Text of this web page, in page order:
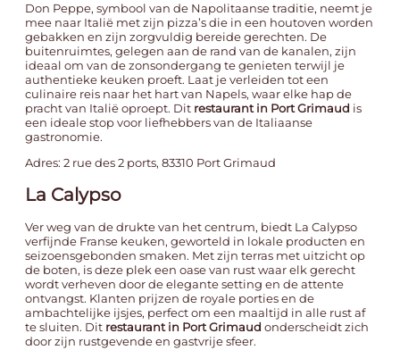
Don Peppe, symbool van de Napolitaanse traditie, neemt je
mee naar Italië met zijn pizza’s die in een houtoven worden
gebakken en zijn zorgvuldig bereide gerechten. De
buitenruimtes, gelegen aan de rand van de kanalen, zijn
ideaal om van de zonsondergang te genieten terwijl je
authentieke keuken proeft. Laat je verleiden tot een
culinaire reis naar het hart van Napels, waar elke hap de
pracht van Italië oproept. Dit restaurant in Port Grimaud is
een ideale stop voor liefhebbers van de Italiaanse
gastronomie.
Adres: 2 rue des 2 ports, 83310 Port Grimaud
La Calypso
Ver weg van de drukte van het centrum, biedt La Calypso
verfijnde Franse keuken, geworteld in lokale producten en
seizoensgebonden smaken. Met zijn terras met uitzicht op
de boten, is deze plek een oase van rust waar elk gerecht
wordt verheven door de elegante setting en de attente
ontvangst. Klanten prijzen de royale porties en de
ambachtelijke ijsjes, perfect om een maaltijd in alle rust af
te sluiten. Dit restaurant in Port Grimaud onderscheidt zich
door zijn rustgevende en gastvrije sfeer.